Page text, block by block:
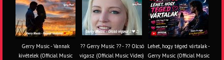
Gerry Music - Vannak
kivételek (Official Music
?? Gerry Music ?? - ?? Olcsó
vigasz (Official Music Video)
Lehet, hogy téged vártalak -
Gerry Music (Official Music